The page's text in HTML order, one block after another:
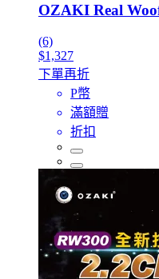
OZAKI Real
(6)
$1,327
下單再折
P幣
滿額贈
折扣